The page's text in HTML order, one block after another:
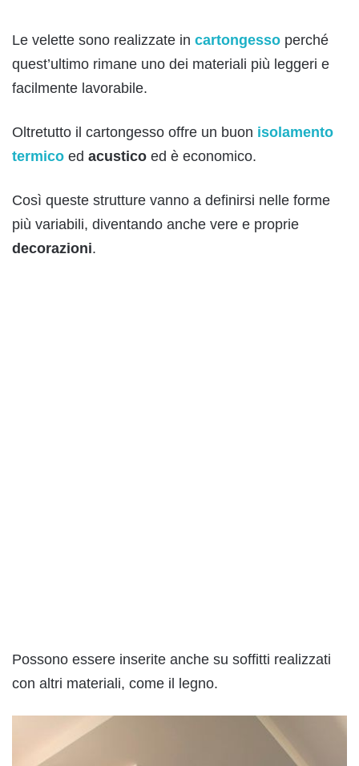
Le velette sono realizzate in cartongesso perché
quest’ultimo rimane uno dei materiali più leggeri e
facilmente lavorabile.
Oltretutto il cartongesso offre un buon isolamento
termico ed acustico ed è economico.
Così queste strutture vanno a definirsi nelle forme
più variabili, diventando anche vere e proprie
decorazioni.
Possono essere inserite anche su soffitti realizzati
con altri materiali, come il legno.